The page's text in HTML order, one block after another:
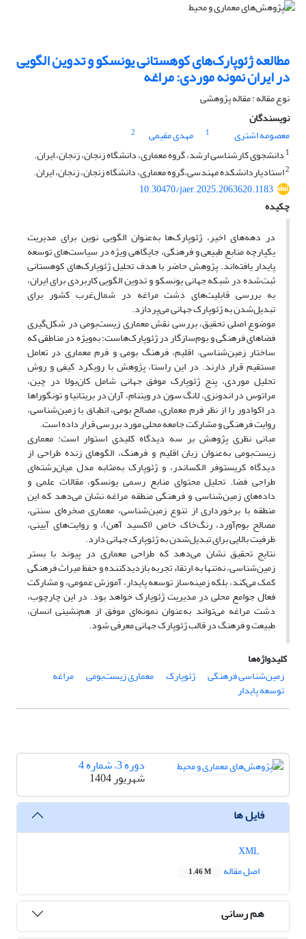
مطالعه ژئوپارک‌های کوهستانی یونسکو و تدوین الگویی
در ایران نمونه موردی: مراغه
نوع مقاله : مقاله پژوهشی
نویسندگان
معصومه اشتری
1 مهدی مقیمی
2
1 دانشجوی کارشناسی ارشد، گروه معماری، دانشگاه زنجان، زنجان، ایران.
2استادیاردانشکده مهندسی،گروه معماری، دانشگاه زنجان، زنجان، ایران.
10.30470/jaer.2025.2063620.1183
چکیده
در دهه‌های اخیر، ژئوپارک‌ها به‌عنوان الگویی نوین برای مدیریت
یکپارچه منابع طبیعی و فرهنگی، جایگاهی ویژه در سیاست‌های توسعه
پایدار یافته‌اند. پژوهش حاضر با هدف تحلیل ژئوپارک‌های کوهستانی
ثبت‌شده در شبکه جهانی یونسکو و تدوین الگویی کاربردی برای ایران،
به بررسی قابلیت‌های دشت مراغه در شمال‌غرب کشور برای
تبدیل‌شدن به ژئوپارک جهانی می‌پردازد.
موضوع اصلی تحقیق، بررسی نقش معماری زیست‌بومی در شکل‌گیری
فضاهای فرهنگی و بوم‌سازگار در ژئوپارک‌هاست؛ به‌ویژه در مناطقی که
ساختار زمین‌شناسی، اقلیم، فرهنگ بومی و فرم معماری در تعامل
مستقیم قرار دارند. در این راستا، پژوهش با رویکرد کیفی و روش
تحلیل موردی، پنج ژئوپارک موفق جهانی شامل کان‌بولا در چین،
مراتوسدر اندونزی، لانگ سوندر ویتنام، آراندر بریتانیا و تونگوراها
در اکوادور را از نظر فرم معماری، مصالح بومی، انطباق با زمین‌شناسی،
روایت فرهنگی و مشارکت جامعه محلی مورد بررسی قرار داده است.
مبانی نظری پژوهش بر سه دیدگاه کلیدی استوار است: معماری
زیست‌بومی به‌عنوان زبان اقلیم و فرهنگ، الگوهای زنده طراحی از
دیدگاه کریستوفر الکساندر، و ژئوپارک به‌مثابه مدل میان‌رشته‌ای
طراحی فضا. تحلیل محتوای منابع رسمی یونسکو، مقالات علمی و
داده‌های زمین‌شناسی و فرهنگی منطقه مراغه نشان می‌دهد که این
منطقه با برخورداری از تنوع زمین‌شناسی، معماری صخره‌ای سنتی،
مصالح بوم‌آورد، رنگ‌خاک خاص (اکسید آهن)، و روایت‌های آیینی،
ظرفیت بالایی برای تبدیل‌شدن به ژئوپارک جهانی دارد.
نتایج تحقیق نشان می‌دهد که طراحی معماری در پیوند با بستر
زمین‌شناسی، نه‌تنها به ارتقاء تجربه بازدیدکننده و حفظ میراث فرهنگی
کمک می‌کند، بلکه زمینه‌ساز توسعه پایدار، آموزش عمومی، و مشارکت
فعال جوامع محلی در مدیریت ژئوپارک خواهد بود. در این چارچوب،
دشت مراغه می‌تواند به‌عنوان نمونه‌ای موفق از هم‌نشینی انسان،
طبیعت و فرهنگ در قالب ژئوپارک جهانی معرفی شود.
کلیدواژه‌ها
زمین‌شناسی فرهنگی
ژئوپارک معماری زیست‌بومی مراغه
توسعه پایدار
دوره 3، شماره 4
شهریور 1404
فایل ها
اصل مقاله
1.46 M
هم رسانی